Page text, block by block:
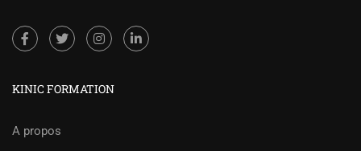
KINIC FORMATION
A propos